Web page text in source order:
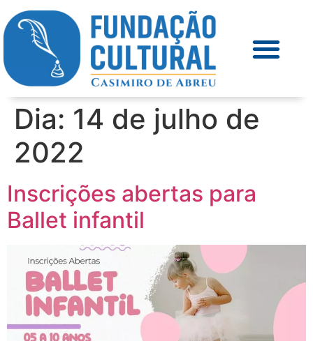
Dia: 14 de julho de
2022
Inscrições abertas para
Ballet infantil